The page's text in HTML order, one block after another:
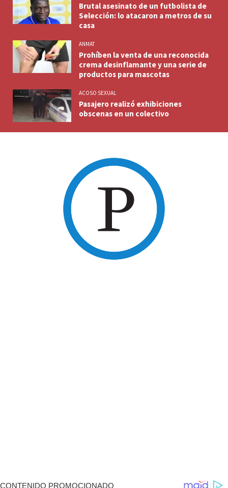
Brutal asesinato de un futbolista de
Selección: lo atacaron a metros de su
casa
ANMAT
Prohíben la venta de una reconocida
crema desinflamante y una serie de
productos para mascotas
ACOSO SEXUAL
Pasajero realizó exhibiciones
obscenas en un colectivo